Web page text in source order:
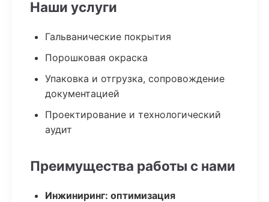
Наши услуги
Гальванические покрытия
Порошковая окраска
Упаковка и отгрузка, сопровождение
документацией
Проектирование и технологический
аудит
Преимущества работы с нами
Инжиниринг: оптимизация